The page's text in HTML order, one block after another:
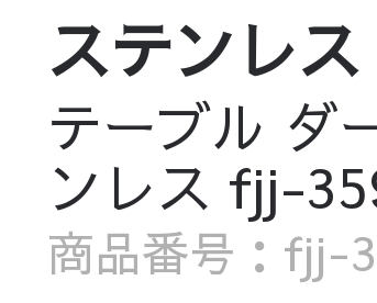
ステンレ
テーブル ダ
ンレス fjj-
商品番号：fjj-